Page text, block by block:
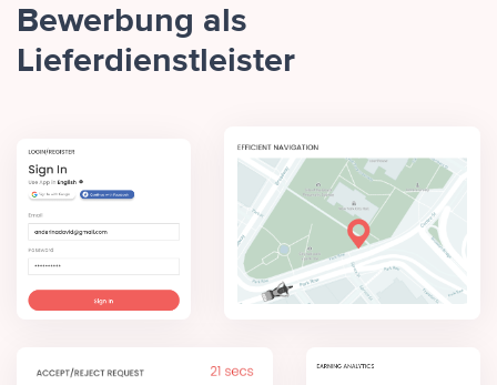
Bewerbung als
Lieferdienstleister